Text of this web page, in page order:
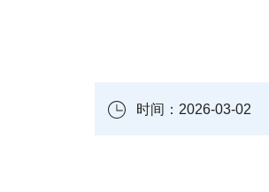
时间：2026-03-02